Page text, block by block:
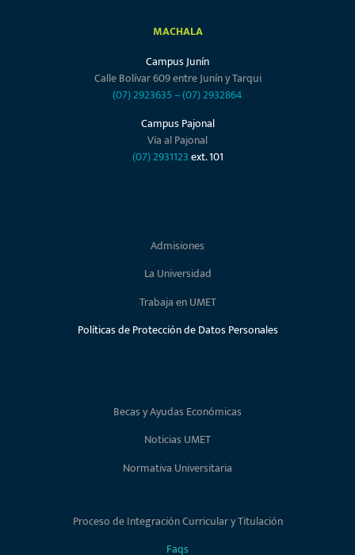
MACHALA
Campus Junín
Calle Bolívar 609 entre Junín y Tarqui
(07) 2923635–(07) 2932864
Campus Pajonal
Vía al Pajonal
(07) 2931123ext. 101
Admisiones
La Universidad
Trabaja en UMET
Políticas de Protección de Datos Personales
Becas y Ayudas Económicas
Noticias UMET
Normativa Universitaria
Proceso de Integración Curricular y Titulación
Faqs